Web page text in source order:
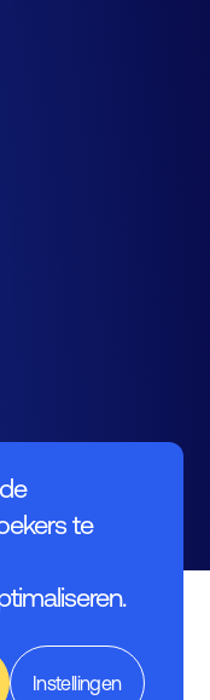
te
Instellingen